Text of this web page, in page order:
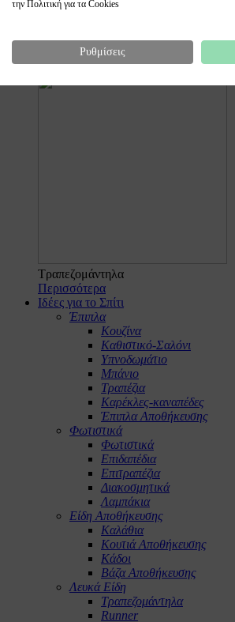
Περισσότερα
Τραπεζομάντηλα
Περισσότερα
Ιδέες για το Σπίτι
Έπιπλα
Κουζίνα
Καθιστικό-Σαλόνι
Υπνοδωμάτιο
Μπάνιο
Τραπέζια
Καρέκλες-καναπέδες
Έπιπλα Αποθήκευσης
Φωτιστικά
Φωτιστικά
Επιδαπέδια
Επιτραπέζια
Διακοσμητικά
Λαμπάκια
Είδη Αποθήκευσης
Καλάθια
Κουτιά Αποθήκευσης
Κάδοι
Βάζα Αποθήκευσης
Λευκά Είδη
Τραπεζομάντηλα
Runner
την Πολιτική για τα Cookies
Ρυθμίσεις